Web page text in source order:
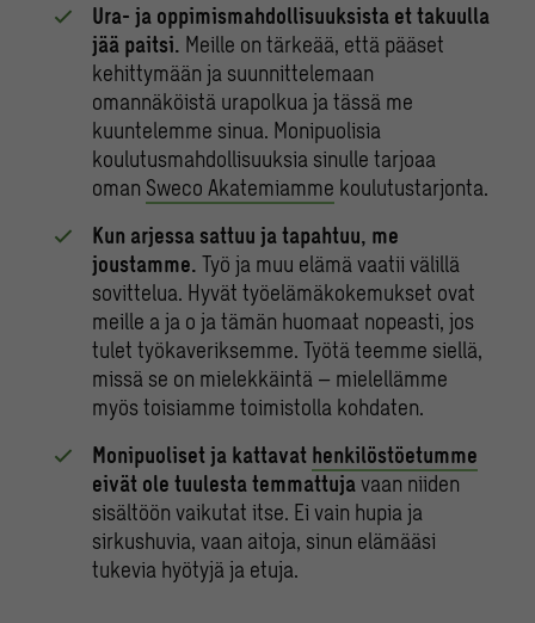
Ura- ja oppimismahdollisuuksista et takuulla
jää paitsi. Meille on tärkeää, että pääset
kehittymään ja suunnittelemaan
omannäköistä urapolkua ja tässä me
kuuntelemme sinua. Monipuolisia
koulutusmahdollisuuksia sinulle tarjoaa
oman Sweco Akatemiamme koulutustarjonta.
Kun arjessa sattuu ja tapahtuu, me
joustamme. Työ ja muu elämä vaatii välillä
sovittelua. Hyvät työelämäkokemukset ovat
meille a ja o ja tämän huomaat nopeasti, jos
tulet työkaveriksemme. Työtä teemme siellä,
missä se on mielekkäintä – mielellämme
myös toisiamme toimistolla kohdaten.
Monipuoliset ja kattavat henkilöstöetumme
eivät ole tuulesta temmattujavaan niiden
sisältöön vaikutat itse. Ei vain hupia ja
sirkushuvia, vaan aitoja, sinun elämääsi
tukevia hyötyjä ja etuja.